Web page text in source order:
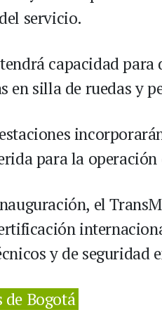
servicio.
capacidad para
en silla de ruedas y
para la operación
el
y de seguridad
Bogotá